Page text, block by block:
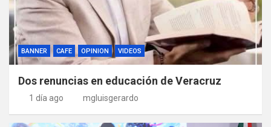
BANNER CAFE OPINION VIDEOS
Dos renuncias en educación de Veracruz
1 día ago mgluisgerardo